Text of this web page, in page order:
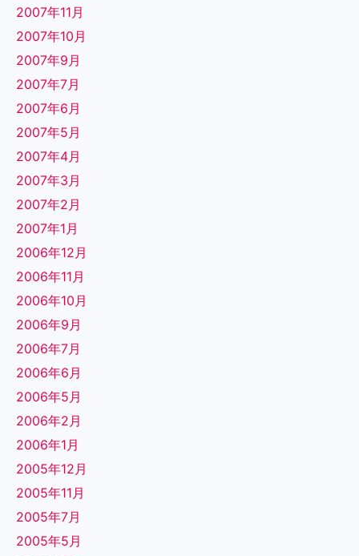
2007年11月
2007年10月
2007年9月
2007年7月
2007年6月
2007年5月
2007年4月
2007年3月
2007年2月
2007年1月
2006年12月
2006年11月
2006年10月
2006年9月
2006年7月
2006年6月
2006年5月
2006年2月
2006年1月
2005年12月
2005年11月
2005年7月
2005年5月